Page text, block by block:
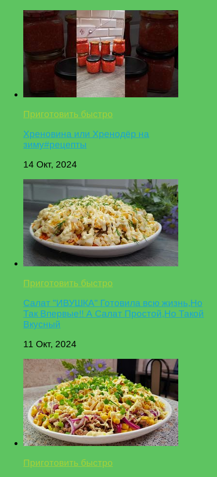
Приготовить быстро
Хреновина или Хренодёр на
зиму#рецепты
14 Окт, 2024
Приготовить быстро
Салат "ИВУШКА" Готовила всю жизнь,Но
Так Впервые!! А Салат Простой,Но Такой
Вкусный
11 Окт, 2024
Приготовить быстро